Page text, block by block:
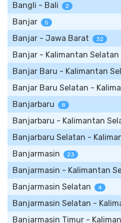
Bangli - Bali 2
Banjar 5
Banjar - Jawa Barat 32
Banjar - Kalimantan Selatan
Banjar Baru - Kalimantan
Banjar Baru Selatan -
Banjarbaru 8
Banjarbaru - Kalimantan
Banjarbaru Selatan -
Banjarmasin 23
Banjarmasin - Kalimantan
Banjarmasin Selatan 4
Banjarmasin Selatan -
Banjarmasin Timur -